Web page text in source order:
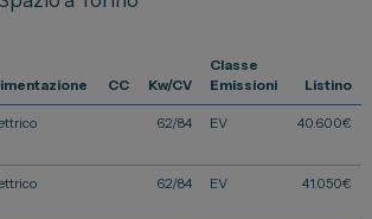
CC Kw/CV
Classe
Emissioni
Listino
62/84 EV 40.600€
62/84 EV 41.050€